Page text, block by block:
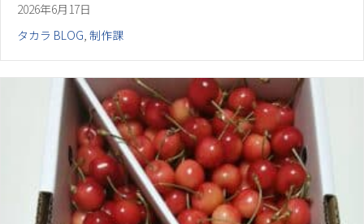
2026年6月17日
タカラ BLOG, 制作課